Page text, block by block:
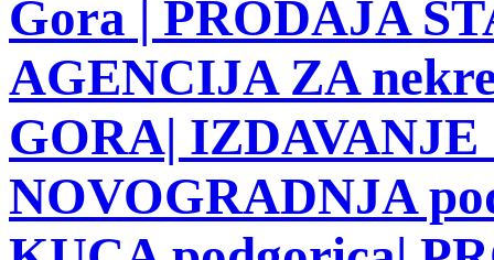
Gora | PRODAJA
AGENCIJA ZA
GORA| IZDAVANJE
NOVOGRADNJA